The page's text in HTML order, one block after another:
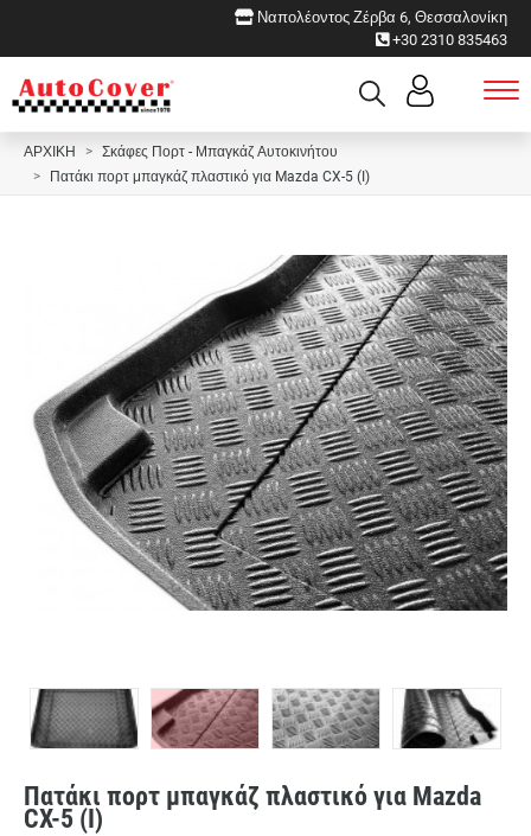
Ναπολέοντος Ζέρβα 6, Θεσσαλονίκη
+30 2310 835463
ΑΡΧΙΚΗ
Σκάφες Πορτ - Μπαγκάζ Αυτοκινήτου
Πατάκι πορτ μπαγκάζ πλαστικό για Mazda CX-5 (I)
Πατάκι πορτ μπαγκάζ πλαστικό για Mazda
CX-5 (I)